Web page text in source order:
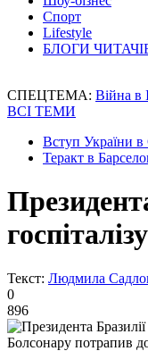
Спорт
Lifestyle
БЛОГИ
СПЕЦТЕМА: Війна в
ВСІ ТЕМИ
Вступ України
Теракт в
Текст: Людмила
0
896
Болсонару потрапив